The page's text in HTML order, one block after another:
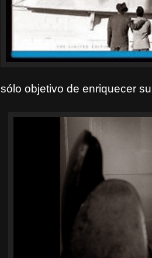
sólo objetivo de enriquecer